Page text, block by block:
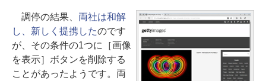
調停の結果、 両社は和解
し、新しく提携したのです
が、その条件の1つに［画像
を表示］ボタンを削除する
ことがあったようです。両